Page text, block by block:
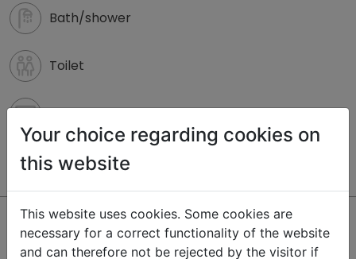
Bath/shower
Toilet
TV
Internet/WiFi
Location description
Your choice regarding cookies on
this website
This website uses cookies. Some cookies are
necessary for a correct functionality of the website
and can therefore not be rejected by the visitor if